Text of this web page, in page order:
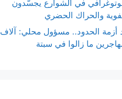
في الشوارع يجسّدون
والحراك الحضري
أزمة الحدود.. مسؤول محلي: آلاف
ما زالوا في سبتة